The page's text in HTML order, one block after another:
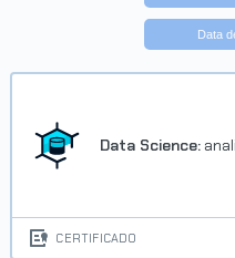
Data
Data Science:
CERTIFICADO